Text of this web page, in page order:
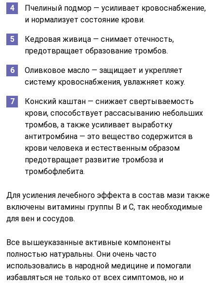
Пчелиный подмор — усиливает кровоснабжение,
и нормализует состояние крови.
Кедровая живица — снимает отечность,
предотвращает образование тромбов.
Оливковое масло — защищает и укрепляет
систему кровоснабжения, увлажняет кожу.
Конский каштан — снижает свертываемость
крови, способствует рассасыванию небольших
тромбов, а также усиливает выработку
антитромбина — это вещество содержится в
крови человека и естественным образом
предотвращает развитие тромбоза и
тромбофлебита.
Для усиления лечебного эффекта в состав мази также
включены витамины группы В и С, так необходимые
для вен и сосудов.
Все вышеуказанные активные компоненты
полностью натуральны. Они очень часто
использовались в народной медицине и помогали
избавляться не только от всех симптомов, но и